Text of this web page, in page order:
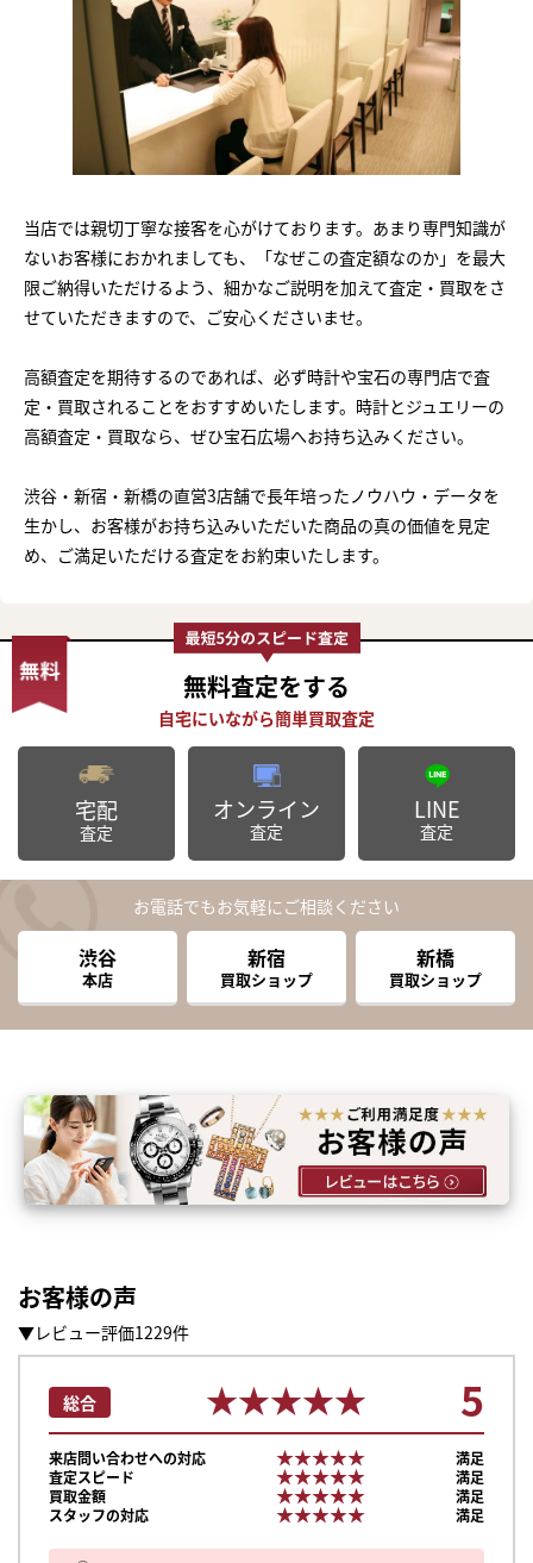
当店では親切丁寧な接客を心がけております。あまり専門知識が
ないお客様におかれましても、「なぜこの査定額なのか」を最大
限ご納得いただけるよう、細かなご説明を加えて査定・買取をさ
せていただきますので、ご安心くださいませ。
高額査定を期待するのであれば、必ず時計や宝石の専門店で査
定・買取されることをおすすめいたします。時計とジュエリーの
高額査定・買取なら、ぜひ宝石広場へお持ち込みください。
渋谷・新宿・新橋の直営3店舗で長年培ったノウハウ・データを
生かし、お客様がお持ち込みいただいた商品の真の価値を見定
め、ご満足いただける査定をお約束いたします。
無料査定をする
宅配
査定
オンライン
査定
LINE
査定
お電話でもお気軽にご相談ください
渋谷
本店
新宿
買取ショップ
新橋
買取ショップ
お客様の声
▼レビュー評価1229件
総合 ★★★★★
★★★★★ 5
来店問い合わせへの対応 ★★★★★
★★★★★
満足
査定スピード
★★★★★
★★★★★
満足
買取金額
★★★★★
★★★★★
満足
スタッフの対応
★★★★★
★★★★★ 満足
まずは
かんたん30秒でお試し査定